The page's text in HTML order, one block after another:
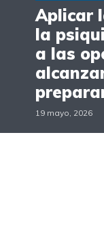
Aplicar
la
a las
19 mayo, 2026